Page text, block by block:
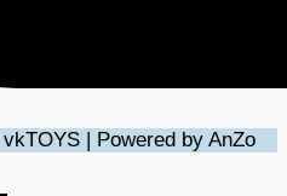
| Powered by AnZo